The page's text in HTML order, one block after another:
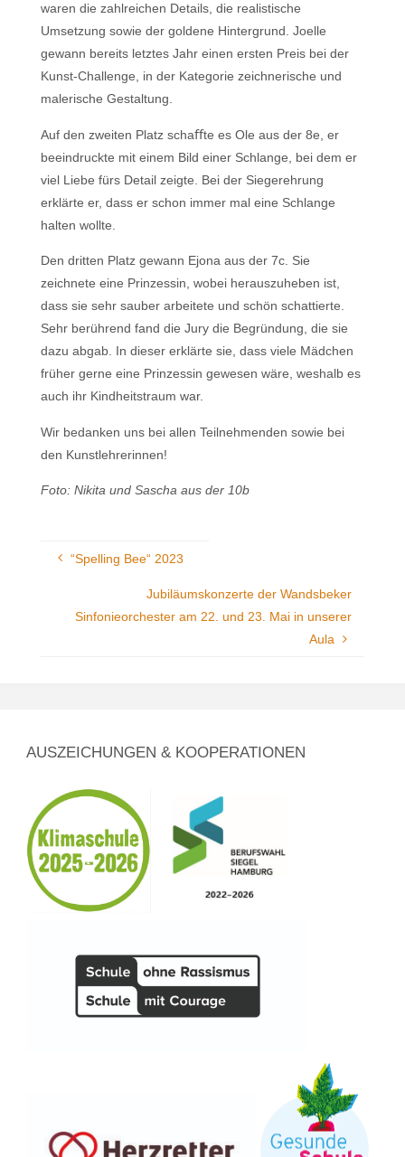
waren die zahlreichen Details, die realistische
Umsetzung sowie der goldene Hintergrund. Joelle
gewann bereits letztes Jahr einen ersten Preis bei der
Kunst-Challenge, in der Kategorie zeichnerische und
malerische Gestaltung.
Auf den zweiten Platz schaﬀte es Ole aus der 8e, er
beeindruckte mit einem Bild einer Schlange, bei dem er
viel Liebe fürs Detail zeigte. Bei der Siegerehrung
erklärte er, dass er schon immer mal eine Schlange
halten wollte.
Den dritten Platz gewann Ejona aus der 7c. Sie
zeichnete eine Prinzessin, wobei herauszuheben ist,
dass sie sehr sauber arbeitete und schön schattierte.
Sehr berührend fand die Jury die Begründung, die sie
dazu abgab. In dieser erklärte sie, dass viele Mädchen
früher gerne eine Prinzessin gewesen wäre, weshalb es
auch ihr Kindheitstraum war.
Wir bedanken uns bei allen Teilnehmenden sowie bei
den Kunstlehrerinnen!
Foto: Nikita und Sascha aus der 10b
“Spelling Bee“ 2023
Jubiläumskonzerte der Wandsbeker
Sinfonieorchester am 22. und 23. Mai in unserer
Aula
AUSZEICHUNGEN & KOOPERATIONEN